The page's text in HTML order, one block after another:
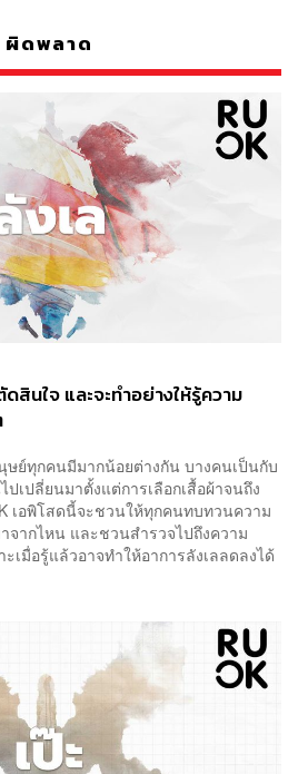
ผิดพลาด
ดสินใจ และจะทำอย่างให้รู้ความ
ษย์ทุกคนมีมากน้อยต่างกัน บางคนเป็นกับ
ปเปลี่ยนมาตั้งแต่การเลือกเสื้อผ้าจนถึง
เอพิโสดนี้จะชวนให้ทุกคนทบทวนความ
จากไหน และชวนสำรวจไปถึงความ
ะเมื่อรู้แล้วอาจทำให้อาการลังเลลดลงได้